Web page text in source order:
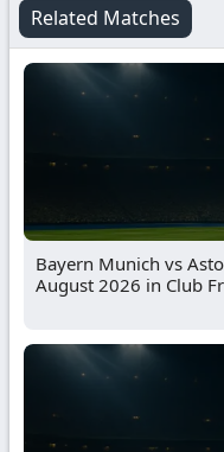
Related Matches
Bayern Munich vs
August 2026 in Club